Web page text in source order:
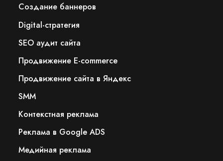
Создание баннеров
Digital-стратегия
SEO аудит сайта
Продвижение E-commerce
Продвижение сайта в Яндекс
SMM
Контекстная реклама
Реклама в Google ADS
Медийная реклама